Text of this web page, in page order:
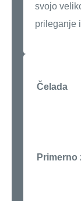
svojo
prileganje
Čelada
Primerno